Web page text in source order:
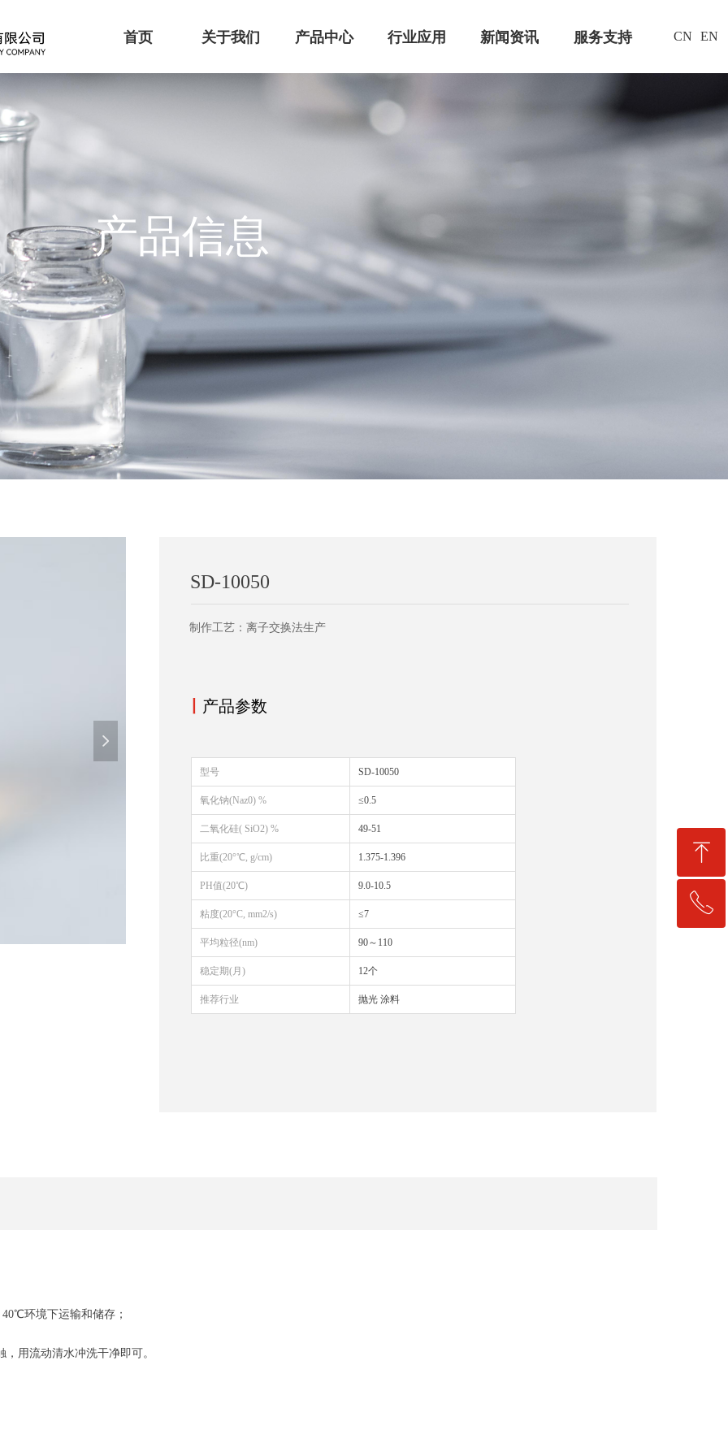
首页 关于我们 产品中心 行业应用 新闻资讯 服务支持 CN EN
产品信息
넲
SD-10050
制作工艺：离子交换法生产
型号 SD-10050
氧化钠(Naz0) % ≤0.5
二氧化硅( SiO2) % 49-51
比重(20°℃, g/cm) 1.375-1.396
PH值(20℃) 9.0-10.5
粘度(20°C, mm2/s) ≤7
平均粒径(nm) 90～110
稳定期(月) 12个
推荐行业 抛光 涂料
产品参数
环境下运输和储存；
动清水冲洗干净即可。
ꁸ
回到顶部
ꂅ